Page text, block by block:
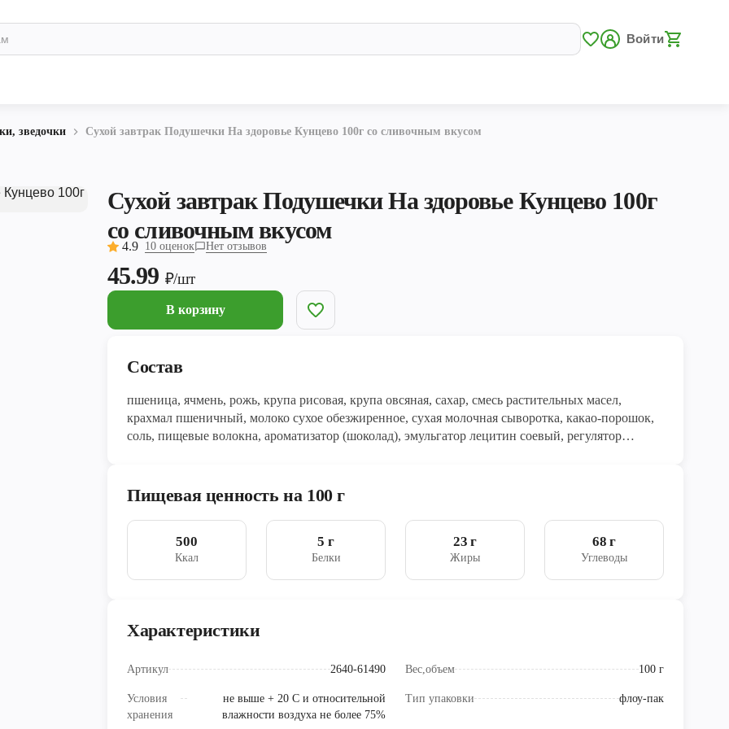
Войти
зведочки Сухой завтрак Подушечки На здоровье Кунцево 100г со сливочным вкусом
Сухой завтрак Подушечки На здоровье Кунцево 100г
со сливочным вкусом
4.9 10 оценок Нет отзывов
45.99 ₽/шт
В корзину
Состав
пшеница, ячмень, рожь, крупа рисовая, крупа овсяная, сахар, смесь растительных масел,
крахмал пшеничный, молоко сухое обезжиренное, сухая молочная сыворотка, какао-порошок,
соль, пищевые волокна, ароматизатор (шоколад), эмульгатор лецитин соевый, регулятор
Пищевая ценность на 100 г
500
Ккал
5 г
Белки
23 г
Жиры
68 г
Углеводы
Характеристики
Артикул 2640-61490 Вес,объем 100 г
Условия
хранения
не выше + 20 С и относительной
влажности воздуха не более 75%
Тип упаковки флоу-пак